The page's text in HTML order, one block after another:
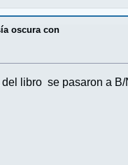
oscura con
libro se pasaron a B/